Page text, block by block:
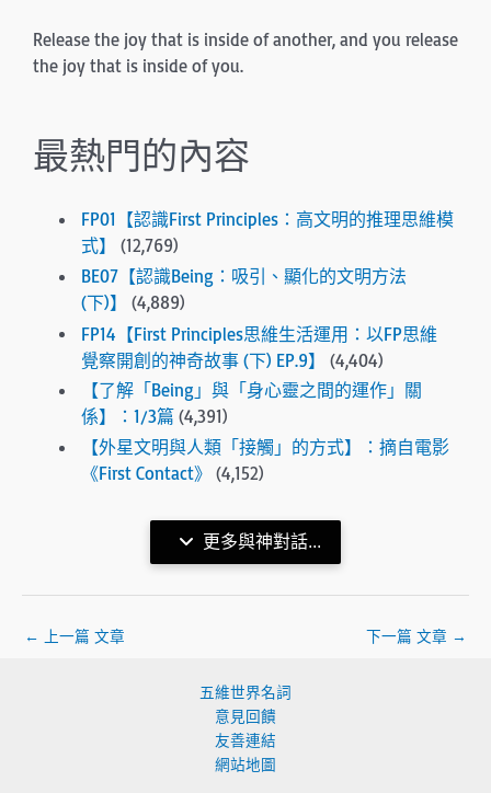
Release the joy that is inside of another, and you re­lease
the joy that is inside of you.
最熱門的內容
FP01【認識First Principles：高文明的推理思維模
式】
(12,769)
BE07【認識Being：吸引、顯化的文明方法
(下)】
(4,889)
FP14【First Principles思維生活運用：以FP思維
覺察開創的神奇故事 (下) EP.9】
(4,404)
【了解「Being」與「身心靈之間的運作」關
係】：1/3篇 (4,391)
【外星文明與人類「接觸」的方式】：摘自電影
《First Contact》
(4,152)
更多與神對話...
← 上一篇 文章 下一篇 文章 →
五維世界名詞
意見回饋
友善連結
網站地圖